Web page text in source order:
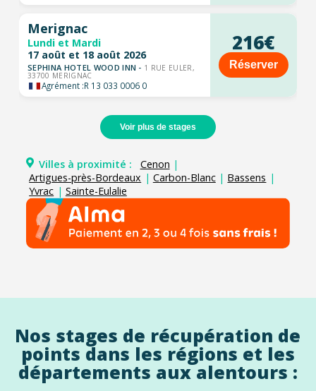
Merignac
Lundi et Mardi
17 août et 18 août 2026
SEPHINA HOTEL WOOD INN - 1 RUE EULER,
33700 MERIGNAC
Agrément :R 13 033 0006 0
216€
Réserver
Voir plus de stages
Villes à proximité : Cenon |
Artigues-près-Bordeaux | Carbon-Blanc | Bassens |
Yvrac | Sainte-Eulalie
Nos stages de récupération de
points dans les régions et les
départements aux alentours :